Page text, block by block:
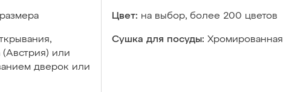
Цвет: на выбор, более 200 цветов
(Австрия) или
дверок или
Сушка для посуды: Хромированная